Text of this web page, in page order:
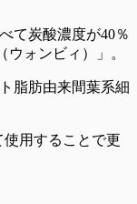
て炭酸濃度が40％
ウォンビィ）」。
脂肪由来間葉系細
使用することで更